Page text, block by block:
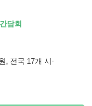
담회
, 전국 17개 시·